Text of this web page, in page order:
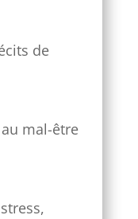
de
mal-être